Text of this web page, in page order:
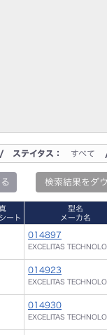
ステイタス： すべて
検索結果をダ
ート
型名
メーカ名
014897
EXCELITAS
014923
EXCELITAS
014930
EXCELITAS